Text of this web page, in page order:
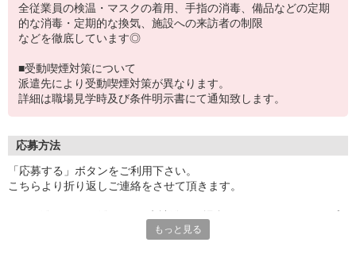
全従業員の検温・マスクの着用、手指の消毒、備品などの定期
的な消毒・定期的な換気、施設への来訪者の制限
などを徹底しています◎
■受動喫煙対策について
派遣先により受動喫煙対策が異なります。
詳細は職場見学時及び条件明示書にて通知致します。
応募方法
「応募する」ボタンをご利用下さい。
こちらより折り返しご連絡をさせて頂きます。
もっと見る